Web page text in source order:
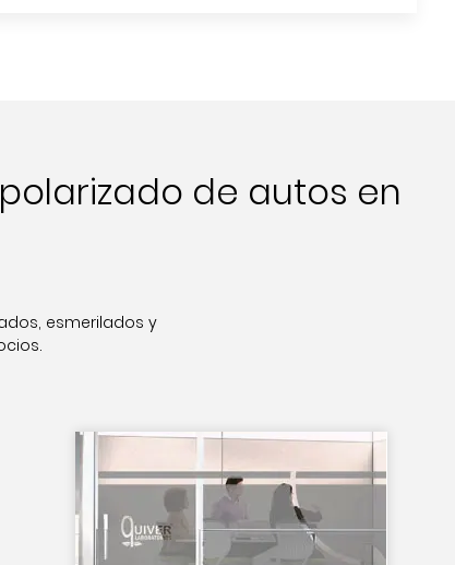
de autos en
esmerilados y